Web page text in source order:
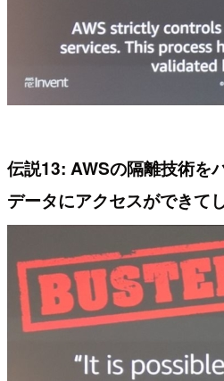
伝説13: AWSの隔離技術を
データにアクセスができて